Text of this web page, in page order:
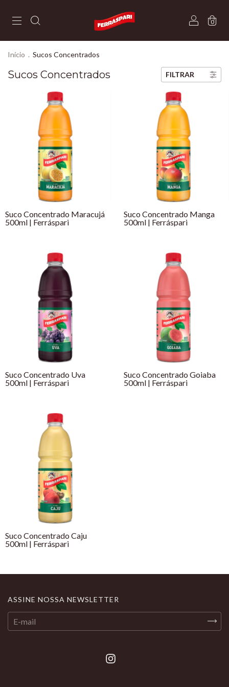
0
Início . Sucos Concentrados
Sucos Concentrados FILTRAR
Suco Concentrado Maracujá
500ml | Ferráspari
Suco Concentrado Manga
500ml | Ferráspari
Suco Concentrado Uva
500ml | Ferráspari
Suco Concentrado Goiaba
500ml | Ferráspari
Suco Concentrado Caju
500ml | Ferráspari
ASSINE NOSSA NEWSLETTER